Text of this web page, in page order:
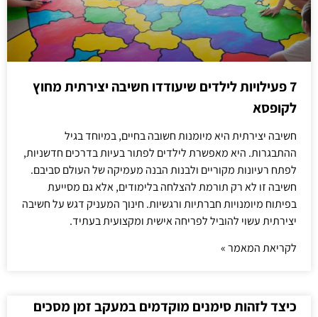
7 פעילויות לילדים שיעודדו חשיבה יצירתית מחוץ
לקופסא
חשיבה יצירתית היא מיומנות חשובה בחיים, במיוחד בגיל
ההתבגרות. היא מאפשרת לילדים לפתור בעיות בדרכים חדשניות,
לפתח רעיונות מקוריים ולבנות הבנה מעמיקה של העולם סביבם.
חשיבה זו לא רק תורמת להצלחה בלימודים, אלא גם מסייעת
בפיתוח מיומנויות חברתיות ורגשיות. חינוך המעניק דגש על חשיבה
יצירתית עשוי להוביל לפריחה אישית ומקצועית בעתיד.
לקריאת המאמר »
כיצד לזהות סימנים מוקדמים במעקב זמן מסכים